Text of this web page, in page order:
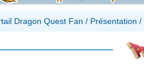
Dragon Quest Fan / Présentation /